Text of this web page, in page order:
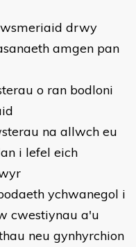
drwy
amgen pan
o ran bodloni
na allwch eu
i lefel eich
ychwanegol i
cwestiynau a'u
neu gynhyrchion